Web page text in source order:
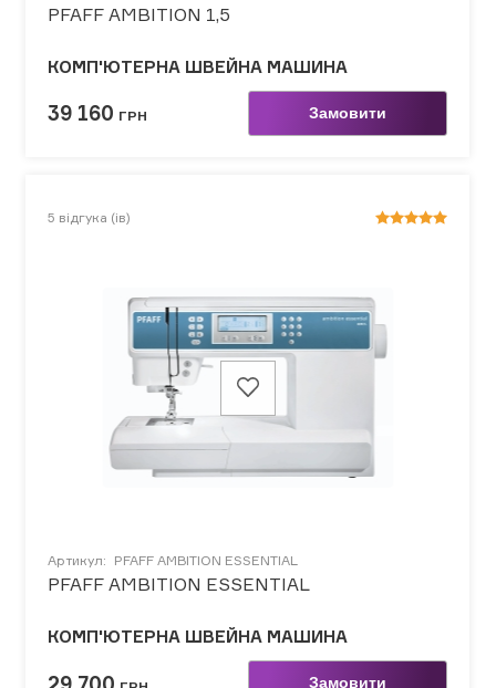
PFAFF AMBITION 1,5
КОМП'ЮТЕРНА ШВЕЙНА МАШИНА
39 160 ГРН Замовити
5 відгука (ів)
Артикул: PFAFF AMBITION ESSENTIAL
PFAFF AMBITION ESSENTIAL
КОМП'ЮТЕРНА ШВЕЙНА МАШИНА
Замовити